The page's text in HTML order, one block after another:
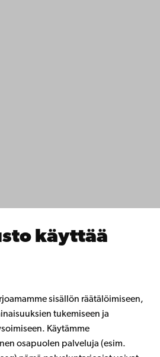
käyttää
sisällön räätälöimiseen,
tukemiseen ja
Käytämme
osapuolen palveluja (esim.
kirjasto
YouTube LinkedIn Blog Snapchat